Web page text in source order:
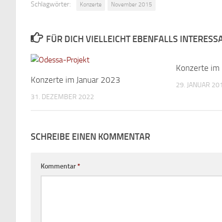
Schlagwörter: Konzerte November 2015
FÜR DICH VIELLEICHT EBENFALLS
Konzerte im Januar 2023
31. DEZEMBER 2022
Konzerte im
29. JANUAR
SCHREIBE EINEN KOMMENTAR
Kommentar*